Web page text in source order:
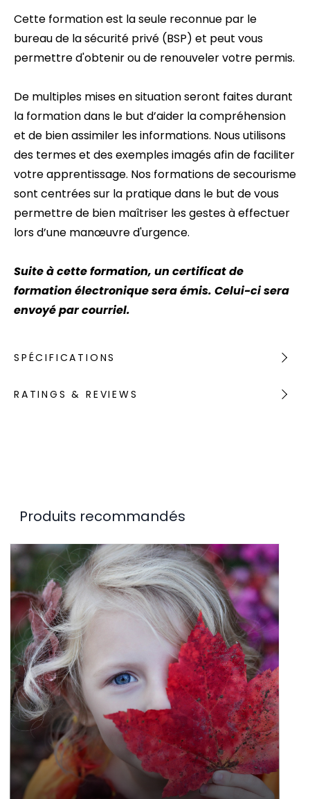
Cette formation est la seule reconnue par le
bureau de la sécurité privé (BSP) et peut vous
permettre d'obtenir ou de renouveler votre permis.
De multiples mises en situation seront faites durant
la formation dans le but d’aider la compréhension
et de bien assimiler les informations. Nous utilisons
des termes et des exemples imagés afin de faciliter
votre apprentissage. Nos formations de secourisme
sont centrées sur la pratique dans le but de vous
permettre de bien maîtriser les gestes à effectuer
lors d’une manœuvre d'urgence.
Suite à cette formation, un certificat de
formation électronique sera émis. Celui-ci sera
envoyé par courriel.
SPÉCIFICATIONS
RATINGS & REVIEWS
Produits recommandés